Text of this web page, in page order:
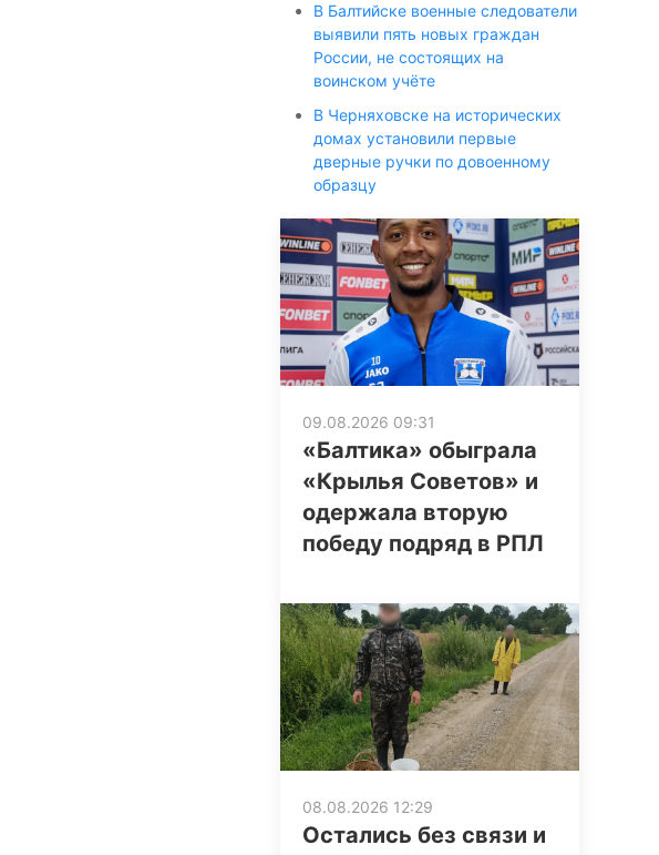
В Балтийске военные следователи
выявили пять новых граждан
России, не состоящих на
воинском учёте
В Черняховске на исторических
домах установили первые
дверные ручки по довоенному
образцу
09.08.2026 09:31
«Балтика» обыграла
«Крылья Советов» и
одержала вторую
победу подряд в РПЛ
08.08.2026 12:29
Остались без связи и